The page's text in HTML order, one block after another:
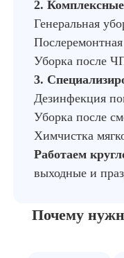
2.
Генеральная
Уборка после
3.
Дезинфекция
Уборка после
Химчистка
Работаем
выходные и
Почему